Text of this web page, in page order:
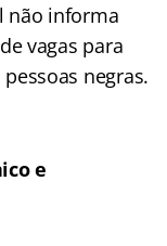
não informa
vagas para
negras.
e